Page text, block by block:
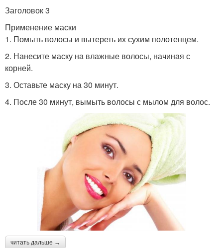
Заголовок 3
Применение маски
1. Помыть волосы и вытереть их сухим полотенцем.
2. Нанесите маску на влажные волосы, начиная с
корней.
3. Оставьте маску на 30 минут.
4. После 30 минут, вымыть волосы с мылом для волос.
читать дальше →